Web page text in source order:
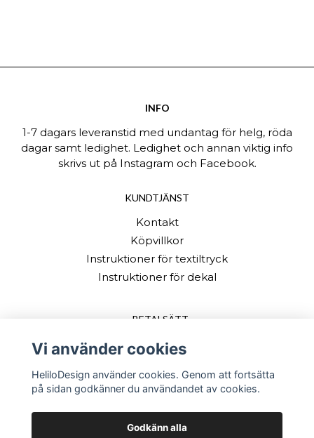
INFO
1-7 dagars leveranstid med undantag för helg, röda
dagar samt ledighet. Ledighet och annan viktig info
skrivs ut på Instagram och Facebook.
KUNDTJÄNST
Kontakt
Köpvillkor
Instruktioner för textiltryck
Instruktioner för dekal
BETALSÄTT
Vi använder cookies
HeliloDesign använder cookies. Genom att fortsätta
på sidan godkänner du användandet av cookies.
Godkänn alla